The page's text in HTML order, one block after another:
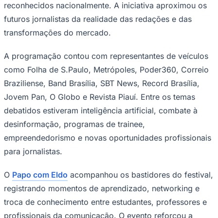
Ceará
tendências e desafios da comunicação
contemporânea. "Com mais de 10 horas de
debates, palestras e rodas de conversa, os
participantes discutem temas como
inteligência artificial, combate às fake
news, empreendedorismo, inovação e
novas funções do jornalista", conta Kátia
Cubel.
Realizado no auditorium da ANTT, em Brasília, o evento
reuniu alunos das faculdades Católica de Brasília, IESB,
UDF, UnB e Uniceub, promovendo a troca de
experiências entre estudantes e profissionais